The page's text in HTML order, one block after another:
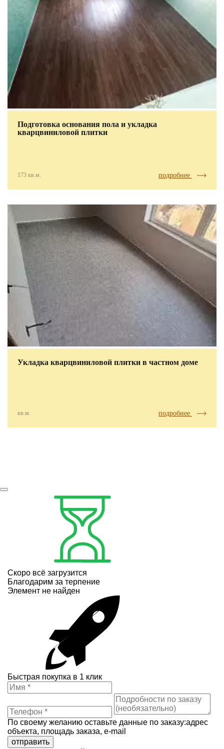
Подготовка основания пола и укладка
кварцвиниловой плитки
173 кв.м. подробнее
Укладка кварцвиниловой плитки в частном доме
кв.м. подробнее
Скоро всё загрузится
Благодарим за терпение
Элемент не найден
Быстрая покупка в 1 клик
По своему желанию оставьте данные по заказу:адрес
объекта, площадь заказа, e-mail
отправить